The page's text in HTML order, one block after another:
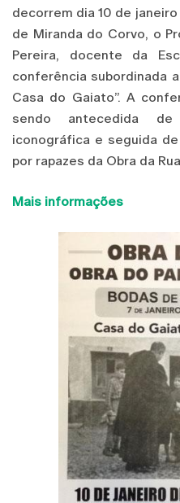
decorrem dia 10 de
de Miranda do Corvo, o
Pereira, docente da
conferência subordinada
Casa do Gaiato”. A
sendo antecedida
iconográfica e seguida
por rapazes da Obra da
Mais informações